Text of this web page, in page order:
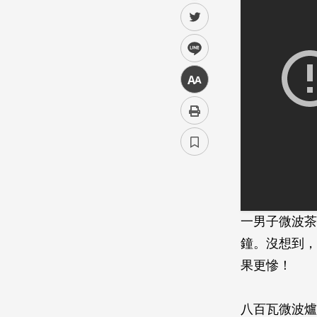
twitter
line
中
一男子微波
鐘。沒想到
果更慘！
八百瓦微波